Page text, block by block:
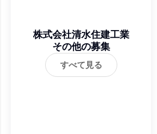
株式会社清水住建工業
その他の募集
すべて見る